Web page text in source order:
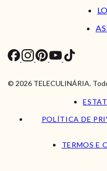
© 2026 TELECULINÁRIA.
POLÍTICA DE
TERMOS E